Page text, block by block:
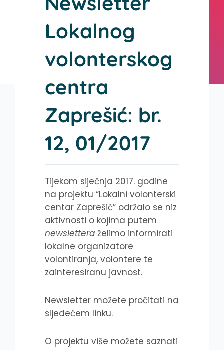
Lokalnog
volonterskog
centra
Zaprešić: br.
12, 01/2017
Tijekom siječnja 2017. godine
na projektu “Lokalni volonterski
centar Zaprešić” održalo se niz
aktivnosti o kojima putem
newslettera želimo informirati
lokalne organizatore
volontiranja, volontere te
zainteresiranu javnost.
Newsletter možete pročitati na
sljedećem linku.
O projektu više možete saznati